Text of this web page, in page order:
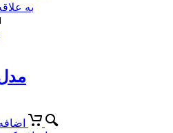
به
مدل